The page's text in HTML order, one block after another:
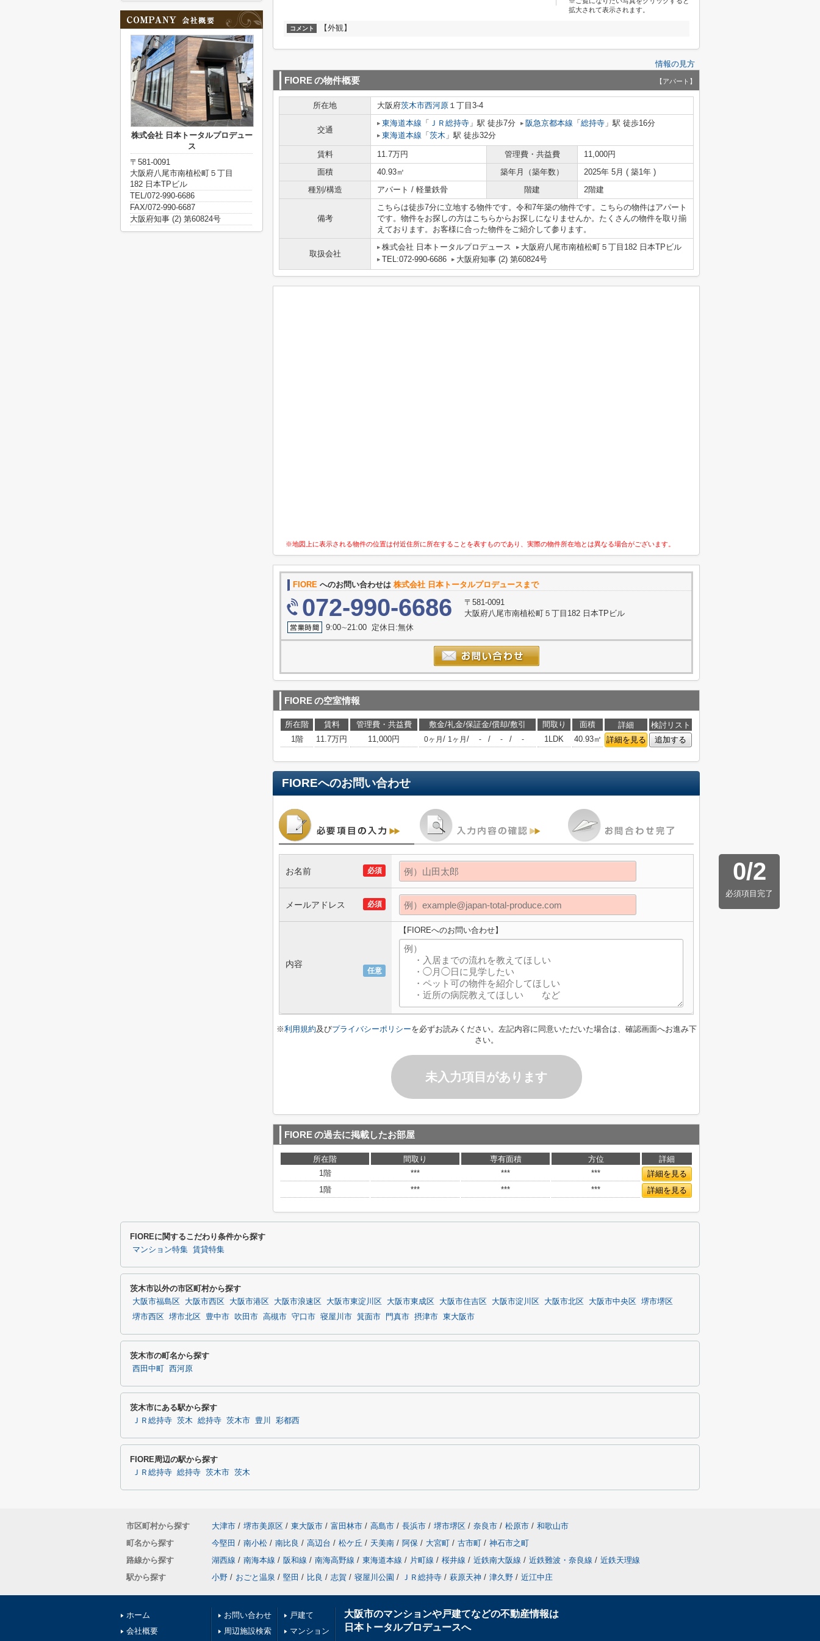
拡大されて表示されます。
コメント 【外観】
情報の見方
FIOREの物件概要 【アパート】
所在地 大阪府茨木市西河原 １丁目3-4
交通
東海道本線 「 ＪＲ総持寺 」駅 徒歩7分 阪急京都本線 「 総持寺 」駅 徒歩16分
東海道本線 「 茨木 」駅 徒歩32分
賃料 11.7万円 管理費・共益費
11,000円
面積
40.93㎡ 築年月（築年数）
2025年 5月 ( 築1年 )
種別/構造
アパート / 軽量鉄骨 階建 2階建
備考
こちらは徒歩7分に立地する物件です。令和7年築の物件です。こちらの物件はアパート
です。物件をお探しの方はこちらからお探しになりませんか。たくさんの物件を取り揃
えております。お客様に合った物件をご紹介して参ります。
取扱会社
株式会社 日本トータルプロデュース
大阪府八尾市南植松町５丁目182 日本TPビル
TEL:072-990-6686
大阪府知事 (2) 第60824号
※地図上に表示される物件の位置は付近住所に所在することを表すものであり、実際の物件所在地とは異なる場合がございます。
FIORE へのお問い合わせは 株式会社 日本トータルプロデュースまで
072-990-6686
〒581-0091
大阪府八尾市南植松町５丁目182 日本TPビル
9:00∼21:00 定休日:無休
FIOREの空室情報
所在階 賃料 管理費・共益費 敷金/礼金/保証金/償却/敷引 間取り 面積 詳細
検討リスト
1階
11.7万円 11,000円 0ヶ月 / 1ヶ月 / - / - / - 1LDK 40.93㎡ 詳細を見る 追加する
FIOREへのお問い合わせ
0/2
必須項目完了
必須
お名前
必須
メールアドレス
任意
内容
【FIOREへのお問い合わせ】
※利用規約及びプライバシーポリシーを必ずお読みください。左記内容に同意いただいた場合は、確認画面へお進み下
さい。
未入力項目があります
FIOREの過去に掲載したお部屋
所在階 間取り 専有面積 方位
詳細
1階
*** *** ***
詳細を見る
1階
*** *** *** 詳細を見る
株式会社 日本トータルプロデュー
ス
〒581-0091
大阪府八尾市南植松町５丁目
182 日本TPビル
TEL/072-990-6686
FAX/072-990-6687
大阪府知事 (2) 第60824号
FIOREに関するこだわり条件から探す
マンション特集 賃貸特集
茨木市以外の市区町村から探す
大阪市福島区 大阪市西区 大阪市港区 大阪市浪速区 大阪市東淀川区 大阪市東成区 大阪市住吉区 大阪市淀川区 大阪市北区 大阪市中央区
堺市堺区
堺市西区
堺市北区 豊中市 吹田市 高槻市 守口市 寝屋川市 箕面市 門真市 摂津市 東大阪市
茨木市の町名から探す
西田中町 西河原
茨木市にある駅から探す
ＪＲ総持寺 茨木 総持寺 茨木市 豊川 彩都西
FIORE周辺の駅から探す
ＪＲ総持寺 総持寺 茨木市 茨木
市区町村から探す 大津市 / 堺市美原区 / 東大阪市 / 富田林市 / 高島市 / 長浜市 / 堺市堺区 / 奈良市 / 松原市 / 和歌山市
町名から探す
今堅田 / 南小松 / 南比良 / 高辺台 / 松ケ丘 / 天美南 / 阿保 / 大宮町 / 古市町 / 神石市之町
路線から探す
湖西線 / 南海本線 / 阪和線 / 南海高野線 / 東海道本線 / 片町線 / 桜井線 / 近鉄南大阪線 / 近鉄難波・奈良線 / 近鉄天理線
駅から探す
小野 / おごと温泉 / 堅田 / 比良 / 志賀 / 寝屋川公園 / ＪＲ総持寺 / 萩原天神 / 津久野 / 近江中庄
ホーム
会社概要
お問い合わせ
周辺施設検索
戸建て
マンション
大阪市のマンションや戸建てなどの不動産情報は
日本トータルプロデュースへ